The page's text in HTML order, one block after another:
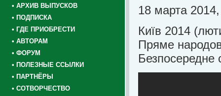
• АРХИВ ВЫПУСКОВ
• ПОДПИСКА
• ГДЕ ПРИОБРЕСТИ
• АВТОРАМ
• ФОРУМ
• ПОЛЕЗНЫЕ ССЫЛКИ
• ПАРТНЁРЫ
• СОТВОРЧЕСТВО
18 марта
Київ 2014
Пряме
Безпосередне